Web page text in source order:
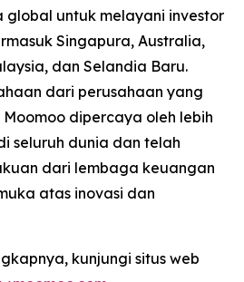
global untuk melayani investor
Singapura, Australia,
dan Selandia Baru.
dari perusahaan yang
dipercaya oleh lebih
seluruh dunia dan telah
dari lembaga keuangan
atas inovasi dan
kunjungi situs web